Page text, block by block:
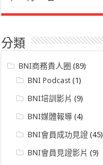
分類
BNI商務貴人圈 (89)
BNI Podcast (1)
BNI培訓影片 (9)
BNI媒體報導 (4)
BNI會員成功見證 (45)
BNI會員見證影片 (9)